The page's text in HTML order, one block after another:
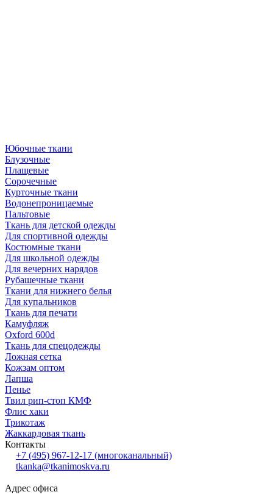
Юбочные ткани
Блузочные
Плащевые
Сорочечные
Курточные ткани
Водонепроницаемые
Пальтовые
Ткань для детской одежды
Для спортивной одежды
Костюмные ткани
Для школьной одежды
Для вечерних нарядов
Рубашечные ткани
Ткани для нижнего белья
Для купальников
Ткань для печати
Камуфляж
Oxford 600d
Ткань для спецодежды
Ложная сетка
Кожзам оптом
Лапша
Пенье
Твил рип-стоп КМФ
Флис хаки
Трикотаж
Жаккардовая ткань
Контакты
+7 (495) 967-12-17 (многоканальный)
tkanka@tkanimoskva.ru
Адрес офиса